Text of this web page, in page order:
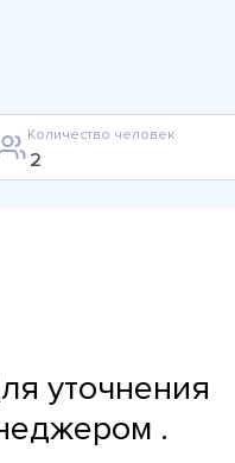
Количество человек
уточнения
.